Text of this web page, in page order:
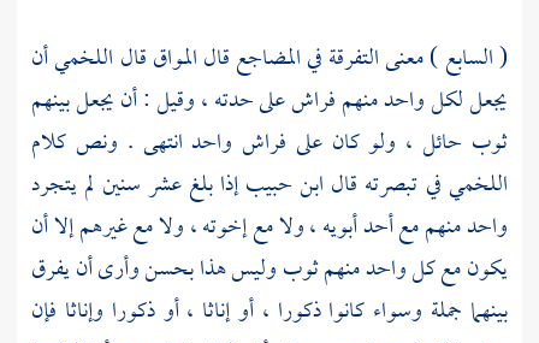
( السابع ) معنى التفرقة في المضاجع قالالمواققال اللخميأن
يجعل لكل واحد منهم فراش على حدته ، وقيل : أن يجعل بينهم
ثوب حائل ، ولو كان على فراش واحد انتهى . ونص كلام
اللخميفي تبصرته قال ابن حبيبإذا بلغ عشر سنين لم يتجرد
واحد منهم مع أحد أبويه ، ولا مع إخوته ، ولا مع غيرهم إلا أن
يكون مع كل واحد منهم ثوب وليس هذا بحسن وأرى أن يفرق
بينهما جملة وسواء كانوا ذكورا ، أو إناثا ، أو ذكورا وإناثا فإن